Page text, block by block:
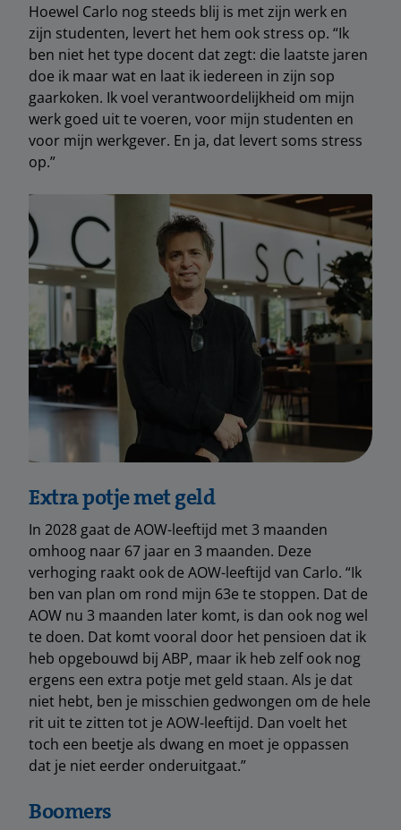
Hoewel Carlo nog steeds blij is met zijn werk en
zijn studenten, levert het hem ook stress op. “Ik
ben niet het type docent dat zegt: die laatste jaren
doe ik maar wat en laat ik iedereen in zijn sop
gaarkoken. Ik voel verantwoordelijkheid om mijn
werk goed uit te voeren, voor mijn studenten en
voor mijn werkgever. En ja, dat levert soms stress
op.”
Extra potje met geld
In 2028 gaat de AOW-leeftijd met 3 maanden
omhoog naar 67 jaar en 3 maanden. Deze
verhoging raakt ook de AOW-leeftijd van Carlo. “Ik
ben van plan om rond mijn 63e te stoppen. Dat de
AOW nu 3 maanden later komt, is dan ook nog wel
te doen. Dat komt vooral door het pensioen dat ik
heb opgebouwd bij ABP, maar ik heb zelf ook nog
ergens een extra potje met geld staan. Als je dat
niet hebt, ben je misschien gedwongen om de hele
rit uit te zitten tot je AOW-leeftijd. Dan voelt het
toch een beetje als dwang en moet je oppassen
dat je niet eerder onderuitgaat.”
Boomers